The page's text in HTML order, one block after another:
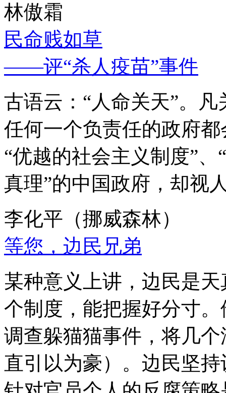
林傲霜
民命贱如草
——评“杀人疫苗”事件
古语云：“人命关天”。
任何一个负责任的政府
“优越的社会主义制度”
真理”的中国政府，却视
李化平（挪威森林）
等您，边民兄弟
某种意义上讲，边民是
个制度，能把握好分寸
调查躲猫猫事件，将几
直引以为豪）。边民坚